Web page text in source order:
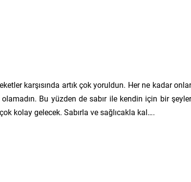
karşısında artık çok yoruldun. Her ne kadar onlar
Bu yüzden de sabır ile kendin için bir şeyler
kolay gelecek. Sabırla ve sağlıcakla kal….